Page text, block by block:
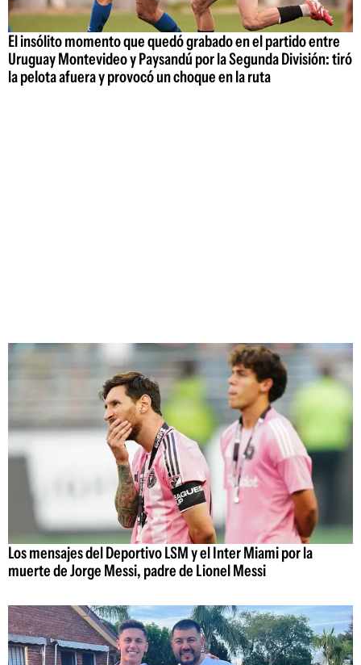
El insólito momento que quedó grabado en el partido entre
Uruguay Montevideo y Paysandú por la Segunda División: tiró
la pelota afuera y provocó un choque en la ruta
Los mensajes del Deportivo LSM y el Inter Miami por la
muerte de Jorge Messi, padre de Lionel Messi